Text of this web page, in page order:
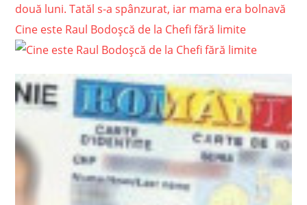
două luni. Tatăl s-a spânzurat, iar mama era bolnavă
Cine este Raul Bodoșcă de la Chefi fără limite